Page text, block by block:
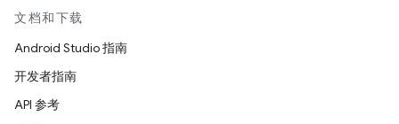
文档和下载
Android Studio 指南
开发者指南
API 参考